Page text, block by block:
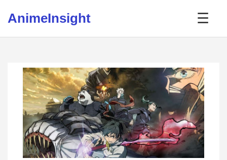
AnimeInsight ☰